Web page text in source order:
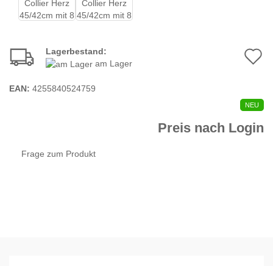
Lagerbestand:
am Lager
EAN: 4255840524759
NEU
Preis nach Login
Frage zum Produkt